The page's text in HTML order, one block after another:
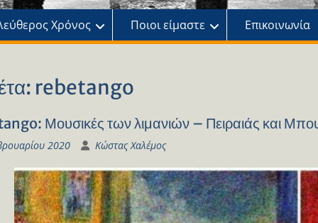
Χρόνος Ποιοι είμαστε Επικοινωνία
rebetango
Μουσικές των λιμανιών – Πειραιάς και
2020 Κώστας Χαλέμος